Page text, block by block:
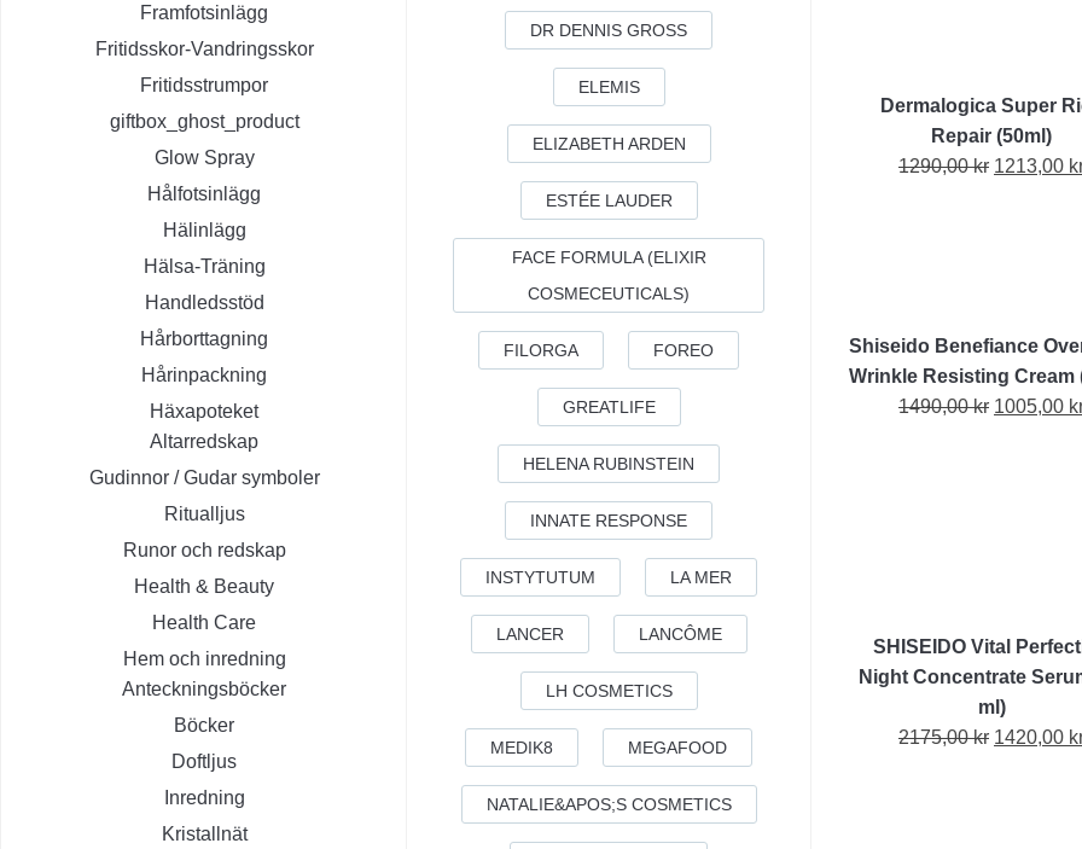
Framfotsinlägg
Fritidsskor-Vandringsskor
Fritidsstrumpor
giftbox_ghost_product
Glow Spray
Hålfotsinlägg
Hälinlägg
Hälsa-Träning
Handledsstöd
Hårborttagning
Hårinpackning
Häxapoteket
Altarredskap
Gudinnor / Gudar symboler
Ritualljus
Runor och redskap
Health & Beauty
Health Care
Hem och inredning
Anteckningsböcker
Böcker
Doftljus
Inredning
Kristallnät
DR DENNIS GROSS
ELEMIS
ELIZABETH ARDEN
ESTÉE LAUDER
FACE FORMULA (ELIXIR
COSMECEUTICALS)
FILORGA FOREO
GREATLIFE
HELENA RUBINSTEIN
INNATE RESPONSE
INSTYTUTUM LA MER
LANCER LANCÔME
LH COSMETICS
MEDIK8 MEGAFOOD
NATALIE&APOS;S COSMETICS
Dermalogica Super
Repair (50ml)
1290,00kr Det
1213,00
Shiseido Benefiance
Wrinkle Resisting Cream
1490,00kr Det
1005,00
SHISEIDO Vital
Night Concentrate
ml)
2175,00kr Det
1420,00